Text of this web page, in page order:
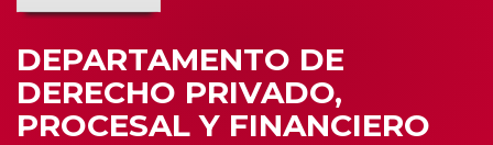
DEPARTAMENTO DE
DERECHO PRIVADO,
PROCESAL Y FINANCIERO